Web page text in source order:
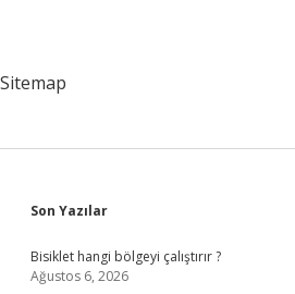
Sitemap
Sidebar
Son Yazılar
Bisiklet hangi bölgeyi çalıştırır ?
Ağustos 6, 2026